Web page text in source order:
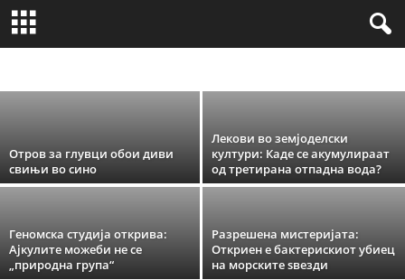
Тајната на ржењето на коњите: Бифонија
Отров за глувци обои диви
свињи во сино
Лекови во земјоделски
култури: Каде се акумулираат
од третирана отпадна вода?
Геномска студија открива:
Ајкулите можеби не се
„природна група“
Разрешена мистеријата:
Откриен е бактерискиот убиец
на морските ѕвезди